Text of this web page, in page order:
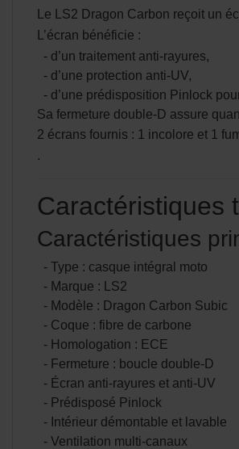
Le LS2 Dragon Carbon reçoit un
L’écran bénéficie :
- d’un traitement anti-rayures,
- d’une protection anti-UV,
- d’une prédisposition Pinlock
Sa fermeture double-D assure
2 écrans fournis : 1 incolore et 1
.
Caractéristiques
Caractéristiques
- Type : casque intégral moto
- Marque : LS2
- Modèle : Dragon Carbon Subic
- Coque : fibre de carbone
- Homologation : ECE
- Fermeture : boucle double-D
- Écran anti-rayures et anti-UV
- Prédisposé Pinlock
- Intérieur démontable et lavable
- Ventilation multi-canaux